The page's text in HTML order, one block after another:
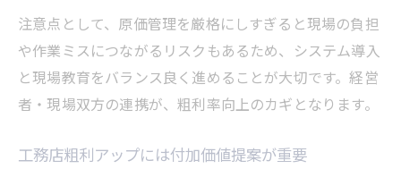
工務店粗利改善事例で分かった原価管理の
実際
粗利率25％超達成のための営業施策とは
効果
注意点として、原価管理を厳格にしすぎると現場の負担
や作業ミスにつながるリスクもあるため、システム導入
と現場教育をバランス良く進めることが大切です。経営
者・現場双方の連携が、粗利率向上のカギとなります。
工務店粗利アップには付加価値提案が重要